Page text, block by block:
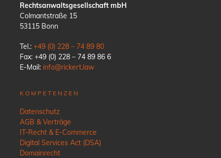
Rechtsanwaltsgesellschaft mbH
Colmantstraße 15
53115 Bonn
Tel.: +49 (0) 228 – 74 89 80
Fax: +49 (0) 228 – 74 89 86 6
E-Mail: info@rickert.law
KOMPETENZEN
Datenschutz
AGB & Verträge
IT-Recht & E-Commerce
Digital Services Act (DSA)
Domainrecht